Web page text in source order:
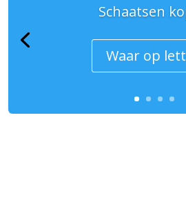
Schaatsen
Waar op